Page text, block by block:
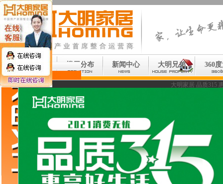
首页 楼层分布 新闻中心 大明兄弟 360
大明家居 双节置